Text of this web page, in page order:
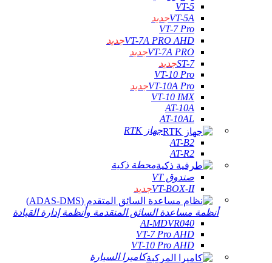
VT-5
VT-5Aجديد
VT-7 Pro
VT-7A PRO AHDجديد
VT-7A PROجديد
ST-7جديد
VT-10 Pro
VT-10A Proجديد
VT-10 IMX
AT-10A
AT-10AL
جهاز RTK
AT-B2
AT-R2
محطة ذكية
صندوق VT
VT-BOX-IIجديد
أنظمة مساعدة السائق المتقدمة وأنظمة إدارة القيادة
AI-MDVR040
VT-7 Pro AHD
VT-10 Pro AHD
كاميرا السيارة